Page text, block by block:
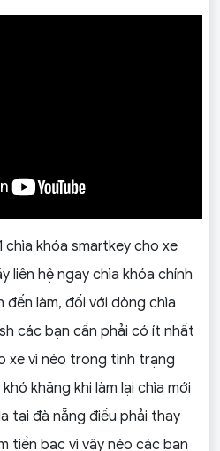
chìa khóa smartkey cho xe
liên hệ ngay chìa khóa chính
đến làm, đối với dòng chìa
các bạn cần phải có ít nhất
xe vì néo trong tình trạng
khăng khi làm lại chìa mới
tại đà nẵng điều phải thay
tiền bạc vì vậy néo các bạn